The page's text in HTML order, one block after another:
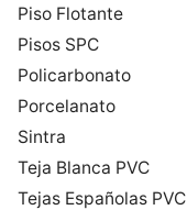
Piso Flotante
Pisos SPC
Policarbonato
Porcelanato
Sintra
Teja Blanca PVC
Tejas Españolas PVC